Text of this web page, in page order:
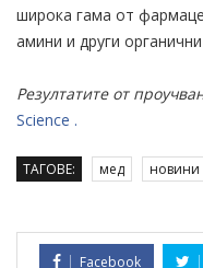
широка гама от
амини и други
Резултатите от
Science .
ТАГОВЕ: мед новини
Facebook